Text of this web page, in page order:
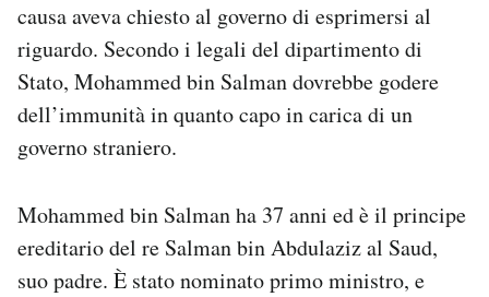
causa aveva chiesto al governo di esprimersi al
riguardo. Secondo i legali del dipartimento di
Stato, Mohammed bin Salman dovrebbe godere
dell’immunità in quanto capo in carica di un
governo straniero.
Mohammed bin Salman ha 37 anni ed è il principe
ereditario del re Salman bin Abdulaziz al Saud,
suo padre. È stato nominato primo ministro, e